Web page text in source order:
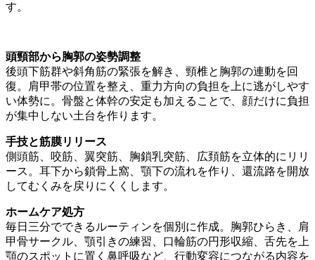
す。
頭頸部から胸郭の姿勢調整
後頭下筋群や斜角筋の緊張を解き、頸椎と胸郭の連動を回
復。肩甲帯の位置を整え、重力方向の負担を上に逃がしやす
い体勢に。骨盤と体幹の安定も加えることで、顔だけに負担
が集中しない土台を作ります。
手技と筋膜リリース
側頭筋、咬筋、翼突筋、胸鎖乳突筋、広頚筋を立体的にリリ
ース。耳下から鎖骨上窩、顎下の流れを作り、還流路を開放
してむくみを戻りにくくします。
ホームケア処方
毎日三分でできるルーティンを個別に作成。胸郭ひらき、肩
甲骨サークル、顎引きの練習、口輪筋の円形収縮、舌先を上
顎のスポットに置く鼻呼吸など、行動変容につながる内容を